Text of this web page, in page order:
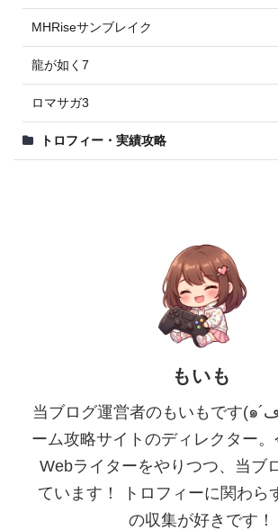
MHRiseサンブレイク
龍が如く7
ロマサガ3
トロフィー・実績攻略
もいも
当ブログ運営者のもいもです(๑´ڡ`๑) 元企業ゲ
ーム攻略サイトのディレクター
Webライターをやりつつ、当ブ
ています！ トロフィーに関わら
の収集が好きです！